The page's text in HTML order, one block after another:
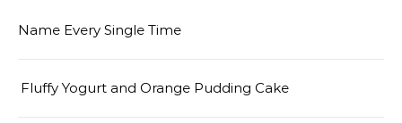
Name Every Single Time
Fluffy Yogurt and Orange Pudding Cake